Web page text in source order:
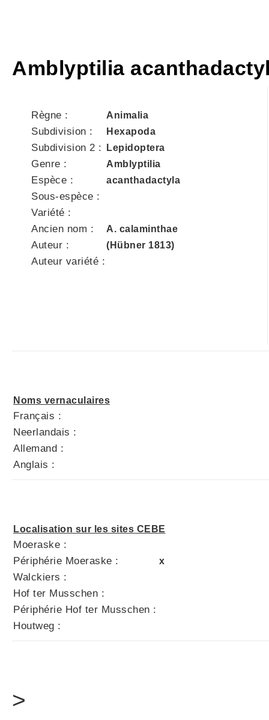
Amblyptilia
Règne : Animalia
Subdivision : Hexapoda
Subdivision 2 : Lepidoptera
Genre : Amblyptilia
Espèce : acanthadactyla
Sous-espèce :
Variété :
Ancien nom :
A. calaminthae
Auteur : (Hübner 1813)
Auteur variété :
Noms vernaculaires
Français :
Neerlandais :
Allemand :
Anglais :
Localisation sur les sites CEBE
Moeraske :
Périphérie Moeraske :
x
Walckiers :
Hof ter Musschen :
Périphérie Hof ter Musschen :
Houtweg :
>